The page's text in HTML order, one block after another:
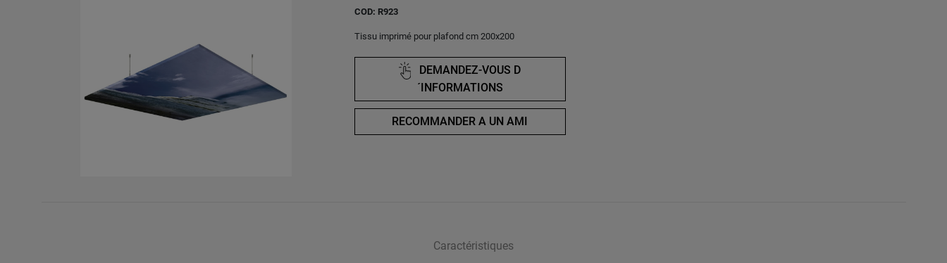
COD: R923
Tissu imprimé pour plafond cm 200x200
DEMANDEZ-VOUS D
´INFORMATIONS
RECOMMANDER A UN AMI
Caractéristiques